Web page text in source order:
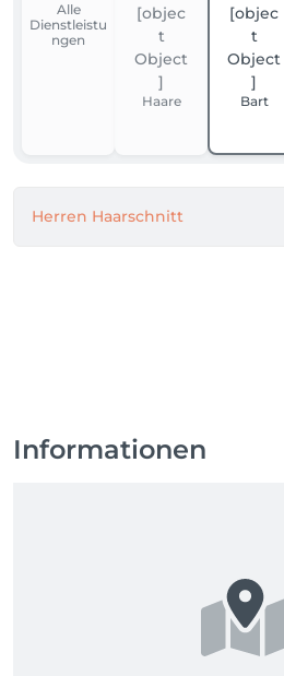
Alle
Dienstleistu
ngen
Haare Bart
Herren Haarschnitt
Informationen